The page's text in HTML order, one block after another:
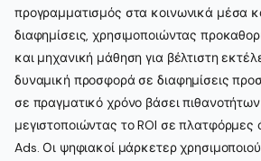
προγραμματισμός στα κοινωνικά μέσα
διαφημίσεις, χρησιμοποιώντας
και μηχανική μάθηση για βέλτιστη
δυναμική προσφορά σε διαφημίσεις
σε πραγματικό χρόνο βάσει
μεγιστοποιώντας το ROI σε
Ads. Οι ψηφιακοί μάρκετερ